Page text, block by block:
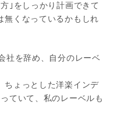
｣をしっかり計画できて
無くなっているかもしれ
社を辞め、自分のレーベ
ちょっとした洋楽インデ
ていて、私のレーベルも